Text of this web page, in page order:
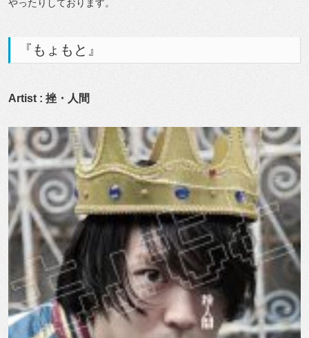
やったりしております。
『もょもと』
Artist : 挫・人間